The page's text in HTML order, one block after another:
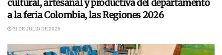
cultural, artesanal y productiva del departamento
a la feria Colombia, las Regiones 2026
31 DE JULIO DE 2026